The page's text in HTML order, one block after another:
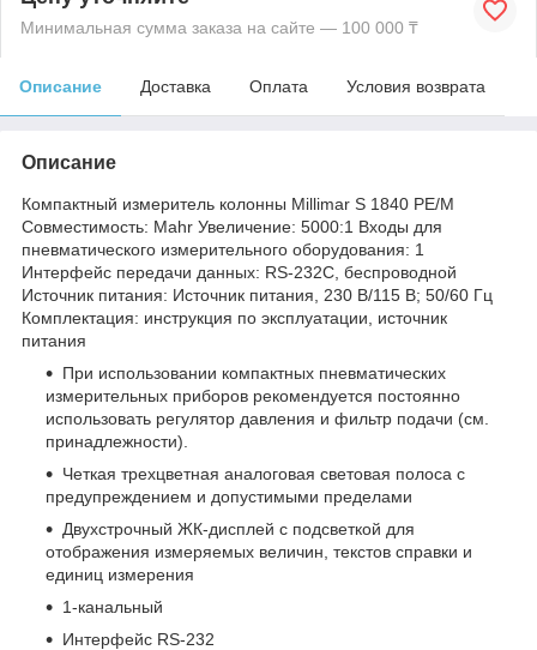
Минимальная сумма заказа на сайте — 100 000 ₸
Описание Доставка Оплата Условия возврата
Описание
Компактный измеритель колонны Millimar S 1840 PE/M
Совместимость: Mahr Увеличение: 5000:1 Входы для
пневматического измерительного оборудования: 1
Интерфейс передачи данных: RS-232C, беспроводной
Источник питания: Источник питания, 230 В/115 В; 50/60 Гц
Комплектация: инструкция по эксплуатации, источник
питания
При использовании компактных пневматических
измерительных приборов рекомендуется постоянно
использовать регулятор давления и фильтр подачи (см.
принадлежности).
Четкая трехцветная аналоговая световая полоса с
предупреждением и допустимыми пределами
Двухстрочный ЖК-дисплей с подсветкой для
отображения измеряемых величин, текстов справки и
единиц измерения
1-канальный
Интерфейс RS-232